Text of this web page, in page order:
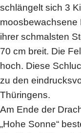
schlängelt sich 3
moosbewachsene
ihrer schmalsten
70 cm breit. Die
hoch. Diese
zu den
Thüringens.
Am Ende der
„Hohe Sonne“